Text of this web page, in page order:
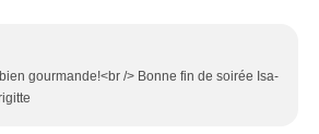
gourmande!<br /> Bonne fin de soirée Isa-